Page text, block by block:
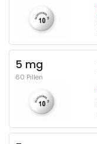
5 mg
60 Pillen